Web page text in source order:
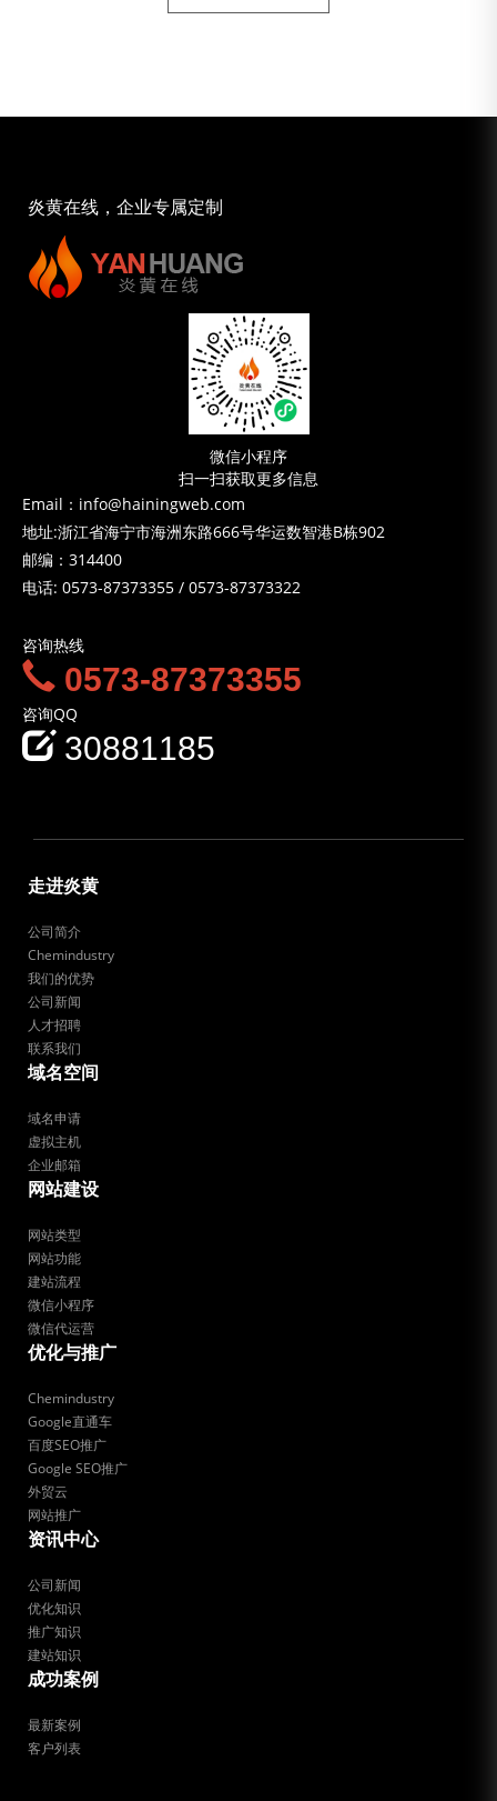
炎黄在线，企业专属定制
微信小程序
扫一扫获取更多信息
Email：info@hainingweb.com
地址:浙江省海宁市海洲东路666号华运数智港B栋902
邮编：314400
电话: 0573-87373355 / 0573-87373322
咨询热线
0573-87373355
咨询QQ
30881185
走进炎黄
公司简介
Chemindustry
我们的优势
公司新闻
人才招聘
联系我们
域名空间
域名申请
虚拟主机
企业邮箱
网站建设
网站类型
网站功能
建站流程
微信小程序
微信代运营
优化与推广
Chemindustry
Google直通车
百度SEO推广
Google SEO推广
外贸云
网站推广
资讯中心
公司新闻
优化知识
推广知识
建站知识
成功案例
最新案例
客户列表